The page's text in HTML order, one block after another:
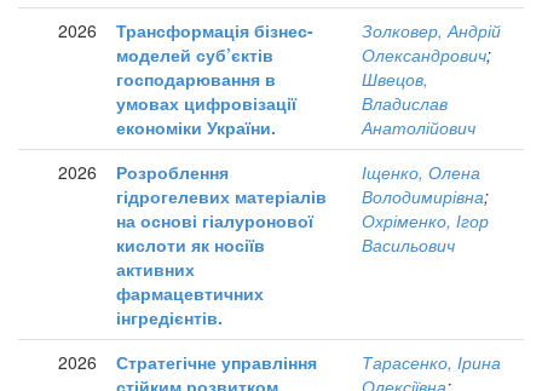
2026
Трансформація бізнес-
моделей суб’єктів
господарювання в
умовах цифровізації
економіки України.
Золковер, Андрій
Олександрович;
Швецов,
Владислав
Анатолійович
2026
Розроблення
гідрогелевих матеріалів
на основі гіалуронової
кислоти як носіїв
активних
фармацевтичних
інгредієнтів.
Іщенко, Олена
Володимирівна;
Охріменко, Ігор
Васильович
2026
Стратегічне управління
Тарасенко, Ірина